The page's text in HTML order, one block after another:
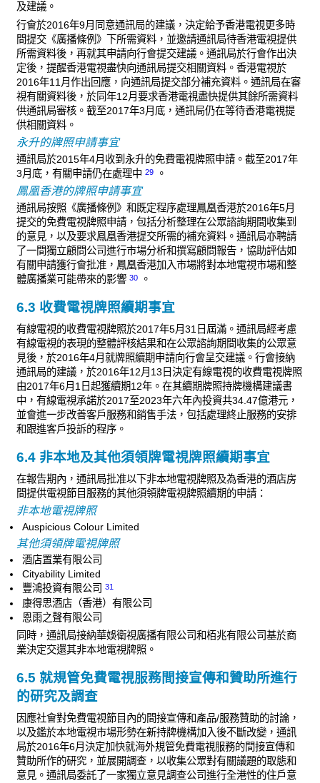
及建議。
行會於2016年9月同意通訊局的建議，決定給予香港電視更多時
間提交《廣播條例》下所需資料，並邀請通訊局待香港電視提供
所需資料後，再就其申請向行會提交建議。通訊局於行會作出決
定後，提醒香港電視盡快向通訊局提交相關資料。香港電視於
2016年11月作出回應，向通訊局提交部分補充資料。通訊局在審
視有關資料後，於同年12月要求香港電視盡快提供其餘所需資料
供通訊局審核。截至2017年3月底，通訊局仍在等待香港電視提
供相關資料。
永升的牌照申請事宜
通訊局於2015年4月收到永升的免費電視牌照申請。截至2017年
3月底，有關申請仍在處理中 29 。
鳳凰香港的牌照申請事宜
通訊局按照《廣播條例》和既定程序處理鳳凰香港於2016年5月
提交的免費電視牌照申請，包括分析整理在公眾諮詢期間收集到
的意見，以及要求鳳凰香港提交所需的補充資料。通訊局亦聘請
了一間獨立顧問公司進行市場分析和撰寫顧問報告，協助評估如
有關申請獲行會批准，鳳凰香港加入市場將對本地電視市場和整
體廣播業可能帶來的影響 30 。
6.3 收費電視牌照續期事宜
有線電視的收費電視牌照於2017年5月31日屆滿。通訊局經考慮
有線電視的表現的整體評核結果和在公眾諮詢期間收集的公眾意
見後，於2016年4月就牌照續期申請向行會呈交建議。行會接納
通訊局的建議，於2016年12月13日決定有線電視的收費電視牌照
由2017年6月1日起獲續期12年。在其續期牌照持牌機構建議書
中，有線電視承諾於2017至2023年六年內投資共34.47億港元，
並會進一步改善客戶服務和銷售手法，包括處理終止服務的安排
和跟進客戶投訴的程序。
6.4 非本地及其他須領牌電視牌照續期事宜
在報告期內，通訊局批准以下非本地電視牌照及為香港的酒店房
間提供電視節目服務的其他須領牌電視牌照續期的申請：
非本地電視牌照
Auspicious Colour Limited
其他須領牌電視牌照
酒店置業有限公司
Cityability Limited
豐鴻投資有限公司
31
康得思酒店（香港）有限公司
恩雨之聲有限公司
同時，通訊局接納華娛衛視廣播有限公司和栢兆有限公司基於商
業決定交還其非本地電視牌照。
6.5 就規管免費電視服務間接宣傳和贊助所進行
的研究及調查
因應社會對免費電視節目內的間接宣傳和產品/服務贊助的討論，
以及鑑於本地電視市場形勢在新持牌機構加入後不斷改變，通訊
局於2016年6月決定加快就海外規管免費電視服務的間接宣傳和
贊助所作的研究，並展開調查，以收集公眾對有關議題的取態和
意見。通訊局委託了一家獨立意見調查公司進行全港性的住戶意